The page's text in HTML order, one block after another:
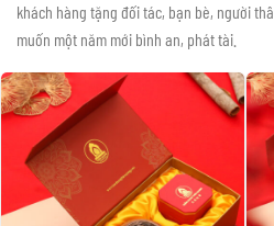
khách hàng tặng đối tác, bạn bè, người
muốn một năm mới bình an, phát tài.